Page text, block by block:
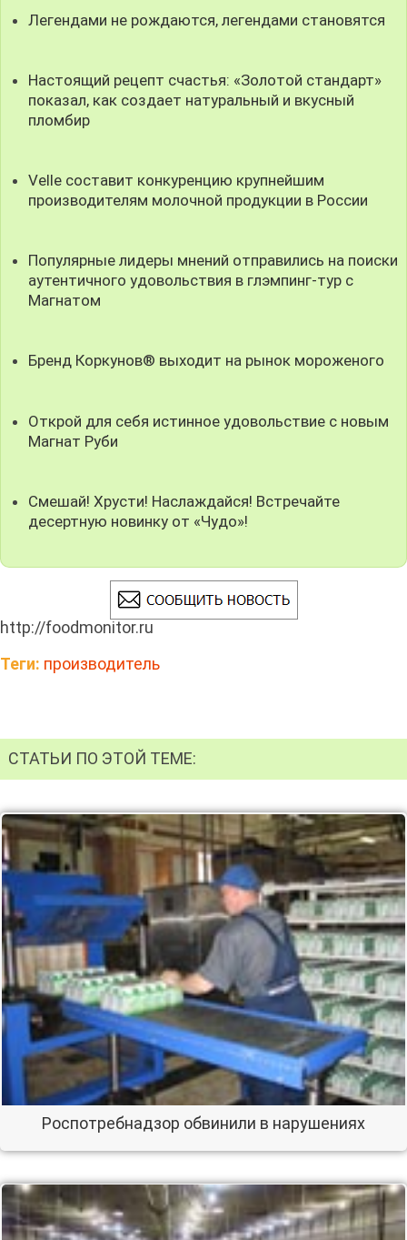
Легендами не рождаются, легендами становятся
Настоящий рецепт счастья: «Золотой стандарт»
показал, как создает натуральный и вкусный
пломбир
Velle составит конкуренцию крупнейшим
производителям молочной продукции в России
Популярные лидеры мнений отправились на поиски
аутентичного удовольствия в глэмпинг-тур с
Магнатом
Бренд Коркунов® выходит на рынок мороженого
Открой для себя истинное удовольствие с новым
Магнат Руби
Смешай! Хрусти! Наслаждайся! Встречайте
десертную новинку от «Чудо»!
http://foodmonitor.ru
Теги: производитель
СТАТЬИ ПО ЭТОЙ ТЕМЕ:
Роспотребнадзор обвинили в нарушениях